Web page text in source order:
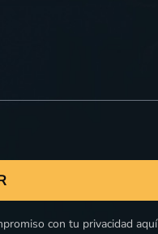
con tu privacidad aquí